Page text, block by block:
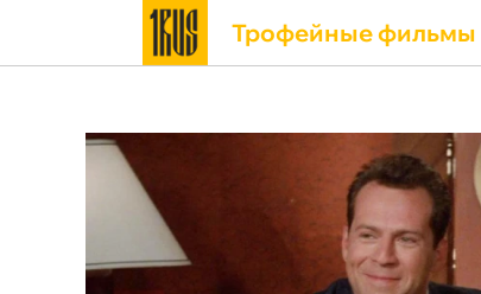
Трофейные фильмы